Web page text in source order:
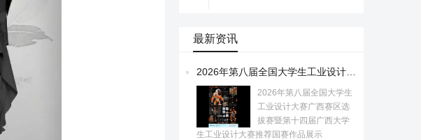
最新资讯
2026年第八届全国大学生
工业设计大赛广西赛区选
拔赛暨第十四届广西大学
生工业设计大赛推荐国赛作品展示